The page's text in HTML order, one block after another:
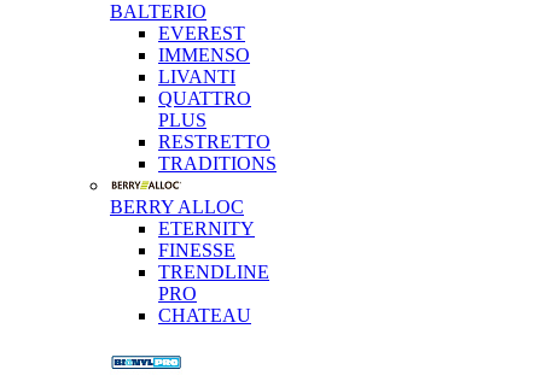
BALTERIO
EVEREST
IMMENSO
LIVANTI
QUATTRO
PLUS
RESTRETTO
TRADITIONS
BERRY ALLOC
ETERNITY
FINESSE
TRENDLINE
PRO
CHATEAU